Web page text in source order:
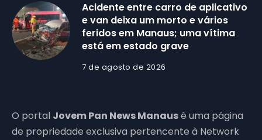
Acidente entre carro de aplicativo
e van deixa um morto e vários
feridos em Manaus; uma vítima
está em estado grave
7 de agosto de 2026
O portal Jovem Pan News Manausé uma página
de propriedade exclusiva pertencente à Network